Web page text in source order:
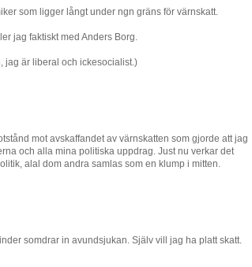
som ligger långt under ngn gräns för värnskatt.
jag faktiskt med Anders Borg.
jag är liberal och ickesocialist.)
mot avskaffandet av värnskatten som gjorde att jag
och alla mina politiska uppdrag. Just nu verkar det
alal dom andra samlas som en klump i mitten.
somdrar in avundsjukan. Själv vill jag ha platt skatt.